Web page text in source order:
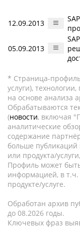
12.09.2013
05.09.2013
* Страница-
услуги),
на основе анализа
Обрабатываются
(новости, включая
аналитические
содержание
больше
или продукта/
Профиль может
информацией, в
продукте/услуге.
Обработан архив
до 08.2026 годы.
Ключевых фраз